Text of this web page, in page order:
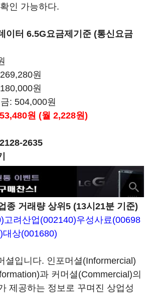
인 가능하다.
이터 6.5G요금제기준 (통신요금
원
원
: 504,000원
원 (월 2,228원)
2635
종 거래량 상위5 (13시21분 기준)
고려산업(002140)우성사료(00698
대상(001680)
셜입니다. 인포머셜(Informercial)
과 커머셜(Commercial)의
제공하는 정보로 꾸며진 상업성